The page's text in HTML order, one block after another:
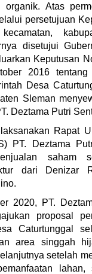
organik. Atas
persetujuan
disetujui
Keputusan
2016 tentang
Desa
Sleman
Deztama Putri
Rapat
PT. Deztama
saham
dari Denizar
2020, PT.
proposal
Caturtunggal
area singgah
setelah